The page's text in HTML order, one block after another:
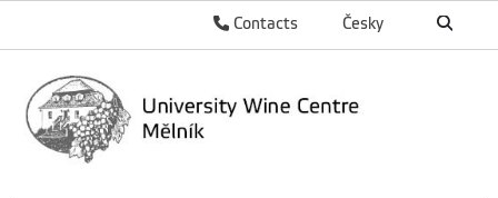
Česky
Contacts